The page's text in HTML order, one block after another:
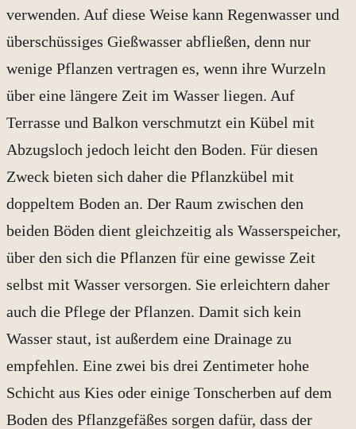
verwenden. Auf diese Weise kann Regenwasser und
überschüssiges Gießwasser abfließen, denn nur
wenige Pflanzen vertragen es, wenn ihre Wurzeln
über eine längere Zeit im Wasser liegen. Auf
Terrasse und Balkon verschmutzt ein Kübel mit
Abzugsloch jedoch leicht den Boden. Für diesen
Zweck bieten sich daher die Pflanzkübel mit
doppeltem Boden an. Der Raum zwischen den
beiden Böden dient gleichzeitig als Wasserspeicher,
über den sich die Pflanzen für eine gewisse Zeit
selbst mit Wasser versorgen. Sie erleichtern daher
auch die Pflege der Pflanzen. Damit sich kein
Wasser staut, ist außerdem eine Drainage zu
empfehlen. Eine zwei bis drei Zentimeter hohe
Schicht aus Kies oder einige Tonscherben auf dem
Boden des Pflanzgefäßes sorgen dafür, dass der